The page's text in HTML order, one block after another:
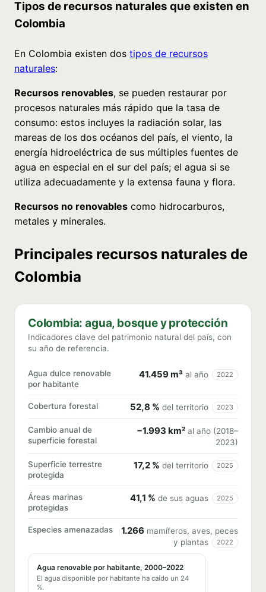
Tipos de recursos naturales que existen en
Colombia
En Colombia existen dos tipos de recursos
naturales:
Recursos renovables, se pueden restaurar por
procesos naturales más rápido que la tasa de
consumo: estos incluyes la radiación solar, las
mareas de los dos océanos del país, el viento, la
energía hidroeléctrica de sus múltiples fuentes de
agua en especial en el sur del país; el agua si se
utiliza adecuadamente y la extensa fauna y flora.
Recursos no renovables como hidrocarburos,
metales y minerales.
Principales recursos naturales de
Colombia
Colombia: agua, bosque y protección
Indicadores clave del patrimonio natural del país, con
su año de referencia.
Agua dulce renovable
por habitante
41.459 m³ al año 2022
Cobertura forestal 52,8 % del territorio 2023
Cambio anual de
superficie forestal
−1.993 km² al año (2018–
2023)
Superficie terrestre
protegida
17,2 % del territorio 2025
Áreas marinas
protegidas
41,1 % de sus aguas 2025
Especies amenazadas 1.266 mamíferos, aves, peces
y plantas
2022
Agua renovable por habitante, 2000–2022
El agua disponible por habitante ha caído un 24
%.